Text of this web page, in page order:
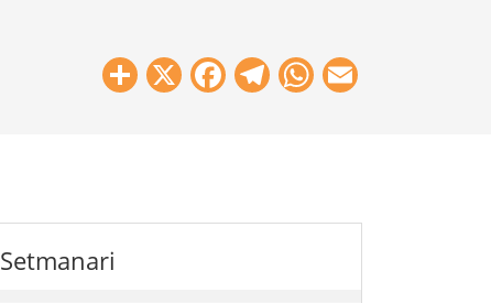
Share
X Facebook
Telegram
WhatsApp
Setmanari